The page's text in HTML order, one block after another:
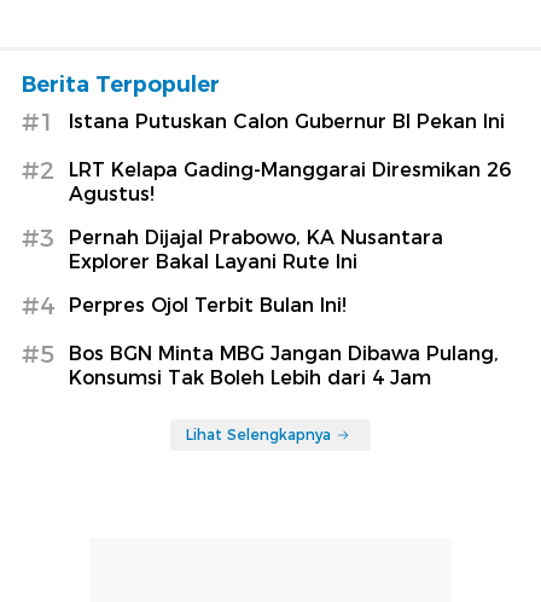
Berita Terpopuler
#1 Istana Putuskan Calon Gubernur BI Pekan Ini
#2
LRT Kelapa Gading-Manggarai Diresmikan 26
Agustus!
#3
Pernah Dijajal Prabowo, KA Nusantara
Explorer Bakal Layani Rute Ini
#4 Perpres Ojol Terbit Bulan Ini!
#5
Bos BGN Minta MBG Jangan Dibawa Pulang,
Konsumsi Tak Boleh Lebih dari 4 Jam
Lihat Selengkapnya